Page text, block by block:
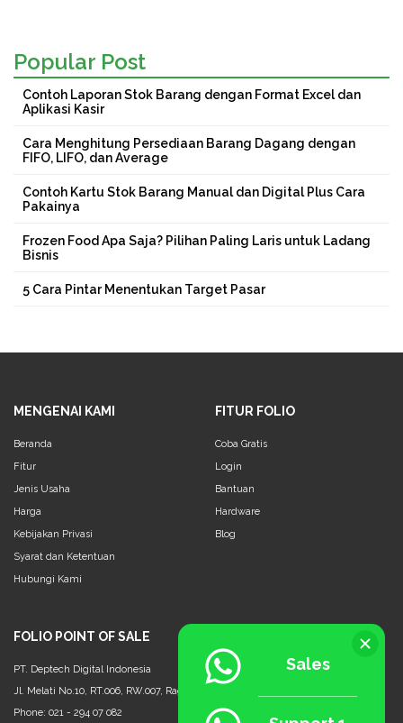
Popular Post
Contoh Laporan Stok Barang dengan Format Excel dan
Aplikasi Kasir
Cara Menghitung Persediaan Barang Dagang dengan
FIFO, LIFO, dan Average
Contoh Kartu Stok Barang Manual dan Digital Plus Cara
Pakainya
Frozen Food Apa Saja? Pilihan Paling Laris untuk Ladang
Bisnis
5 Cara Pintar Menentukan Target Pasar
MENGENAI KAMI
Beranda
Fitur
Jenis Usaha
Harga
Kebijakan Privasi
Syarat dan Ketentuan
Hubungi Kami
FITUR FOLIO
Coba Gratis
Login
Bantuan
Hardware
Blog
FOLIO POINT OF SALE
PT. Deptech Digital Indonesia
Jl. Melati No.10, RT.006, RW.007, Ragunan, Ps. Minggu, Jakarta Selatan - 12550
Phone: 021 - 294 07 082
Sales